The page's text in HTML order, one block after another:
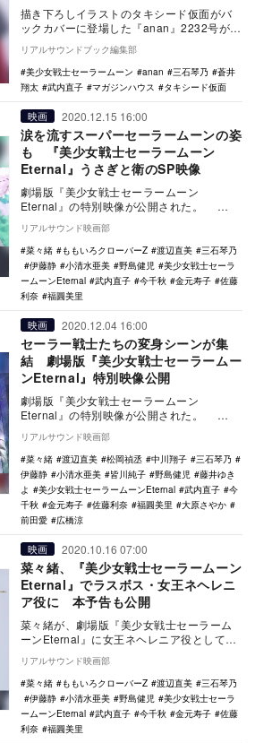
描き下ろしイラストのタキシード仮面がバ
ックカバーに登場した『anan』2232号が、
1月6日にマガジンハウスより発売される。
…
リアルサウンドブック編集部
美少女戦士セーラームーン
anan 三石琴乃
蒼井
翔太
武内直子 マガジンハウス タキシード仮面
映画 2020.12.15 16:00
涙を流すスーパーセーラームーンの姿
も 『美少女戦士セーラームーン
Eternal』うさぎと衛のSP映像
劇場版『美少女戦士セーラームーン
Eternal』の特別映像が公開された。
1991年から1997年にわたり少女漫画雑誌
『なか…
リアルサウンド映画部
菜々緒
ももいろクローバーZ 渡辺直美
三石琴乃
伊藤静
小清水亜美 野島健児
美少女戦士セーラ
ームーンEternal
武内直子 今千秋 金元寿子
佐藤
利奈
福圓美里
映画 2020.12.04 16:00
セーラー戦士たちの変身シーンが集
結 劇場版『美少女戦士セーラームー
ンEternal』特別映像公開
劇場版『美少女戦士セーラームーン
Eternal』の特別映像が公開された。
1991年から1997年にわたり少女漫画雑誌
『なか…
リアルサウンド映画部
菜々緒
渡辺直美 松岡禎丞 中川翔子
三石琴乃
伊藤静
小清水亜美 皆川純子 野島健児
藤井ゆき
よ
美少女戦士セーラームーンEternal 武内直子
今
千秋
金元寿子 佐藤利奈 福圓美里
大原さやか
前田愛
広橋涼
映画 2020.10.16 07:00
菜々緒、『美少女戦士セーラームーン
Eternal』でラスボス・女王ネヘレニ
ア役に 本予告も公開
菜々緒が、劇場版『美少女戦士セーラーム
ーンEternal』に女王ネヘレニア役として出
演することが決定。あわせて本ポスターと
本予告…
リアルサウンド映画部
菜々緒
ももいろクローバーZ 渡辺直美
三石琴乃
伊藤静
小清水亜美 野島健児
美少女戦士セーラ
ームーンEternal
武内直子 今千秋 金元寿子
佐藤
利奈
福圓美里